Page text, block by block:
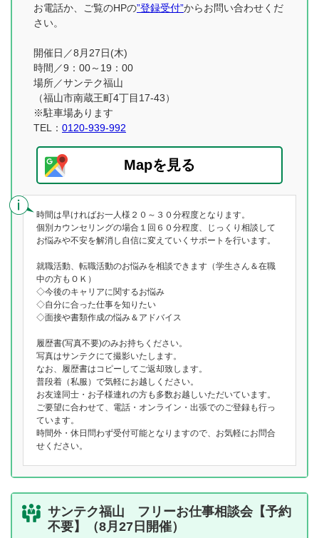
お電話か、ご覧のHPの”登録受付”からお問い合わせくだ
さい。
開催日／8月27日(木)
時間／9：00～19：00
場所／サンテク福山
（福山市南蔵王町4丁目17-43）
※駐車場あります
TEL： 0120-939-992
Mapを見る
時間は早ければお一人様２０～３０分程度となります。
個別カウンセリングの場合１回６０分程度、じっくり相談して
お悩みや不安を解消し自信に変えていくサポートを行います。
就職活動、転職活動のお悩みを相談できます（学生さん＆在職
中の方もＯＫ）
◇今後のキャリアに関するお悩み
◇自分に合った仕事を知りたい
◇面接や書類作成の悩み＆アドバイス
履歴書(写真不要)のみお持ちください。
写真はサンテクにて撮影いたします。
なお、履歴書はコピーしてご返却致します。
普段着（私服）で気軽にお越しください。
お友達同士・お子様連れの方も多数お越しいただいています。
ご要望に合わせて、電話・オンライン・出張でのご登録も行っ
ています。
時間外・休日問わず受付可能となりますので、お気軽にお問合
せください。
サンテク福山 フリーお仕事相談会【予約
不要】（8月27日開催）